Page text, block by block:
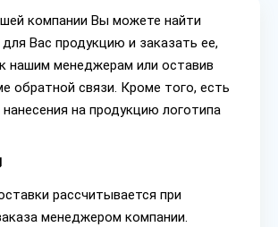
компании Вы можете найти
Вас продукцию и заказать ее,
нашим менеджерам или оставив
обратной связи. Кроме того, есть
на продукцию логотипа
рассчитывается при
менеджером компании.